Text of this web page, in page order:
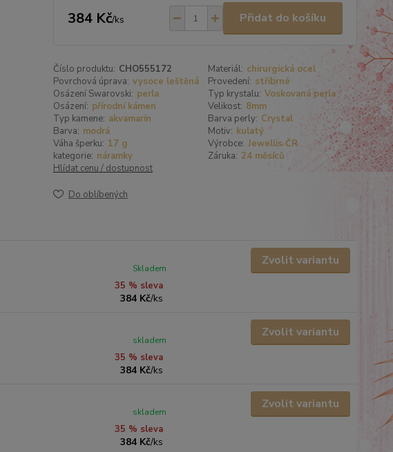
384 Kč/ks Přidat do košíku
Číslo produktu: CHO555172 Materiál: chirurgická ocel
Povrchová úprava: vysoce leštěná Provedení: stříbrné
Osázení Swarovski: perla Typ krystalu: Voskovaná perla
Osázení: přírodní kámen Velikost: 8mm
Typ kamene: akvamarín Barva perly: Crystal
Barva: modrá Motiv: kulatý
Váha šperku: 17 g Výrobce: Jewellis ČR
kategorie: náramky Záruka: 24 měsíců
Hlídat cenu / dostupnost
Do oblíbených
35 % sleva
384 Kč/ks
Skladem
Zvolit variantu
35 % sleva
384 Kč/ks
skladem
Zvolit variantu
35 % sleva
384 Kč/ks
skladem
Zvolit variantu